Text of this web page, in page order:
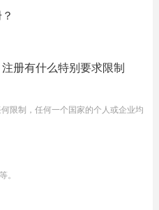
册有什么特别要求限制
限制，任何一个国家的个人或企业均
。